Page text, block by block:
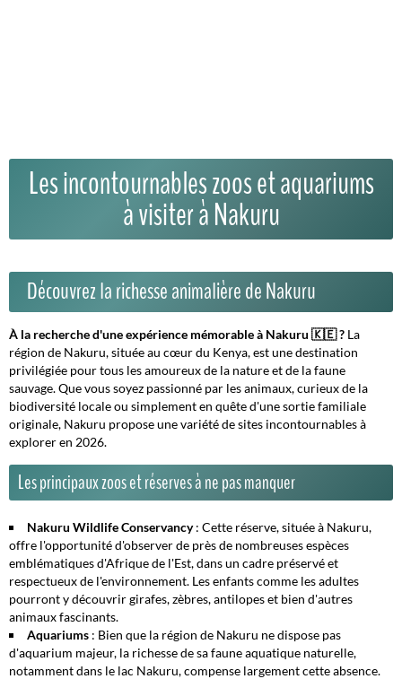
Les incontournables zoos et aquariums
à visiter à Nakuru
Découvrez la richesse animalière de Nakuru
À la recherche d'une expérience mémorable à Nakuru 🇰🇪 ? La
région de Nakuru, située au cœur du Kenya, est une destination
privilégiée pour tous les amoureux de la nature et de la faune
sauvage. Que vous soyez passionné par les animaux, curieux de la
biodiversité locale ou simplement en quête d'une sortie familiale
originale, Nakuru propose une variété de sites incontournables à
explorer en 2026.
Les principaux zoos et réserves à ne pas manquer
Nakuru Wildlife Conservancy: Cette réserve, située à Nakuru,
offre l'opportunité d'observer de près de nombreuses espèces
emblématiques d'Afrique de l'Est, dans un cadre préservé et
respectueux de l'environnement. Les enfants comme les adultes
pourront y découvrir girafes, zèbres, antilopes et bien d'autres
animaux fascinants.
Aquariums : Bien que la région de Nakuru ne dispose pas
d'aquarium majeur, la richesse de sa faune aquatique naturelle,
notamment dans le lac Nakuru, compense largement cette absence.